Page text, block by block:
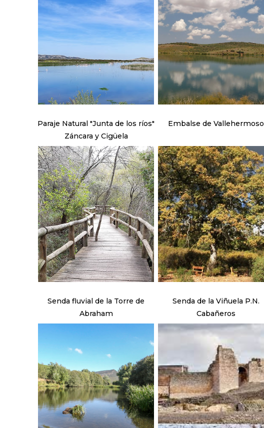
Paraje Natural "Junta de los ríos"
Záncara y Cigüela
Embalse de Vallehermoso
Senda fluvial de la Torre de
Abraham
Senda de la Viñuela P.N.
Cabañeros